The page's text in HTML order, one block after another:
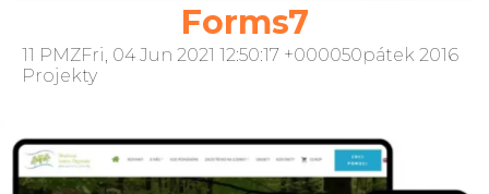
Forms7
11 PMZFri, 04 Jun 2021 12:50:17 +000050pátek 2016
Projekty